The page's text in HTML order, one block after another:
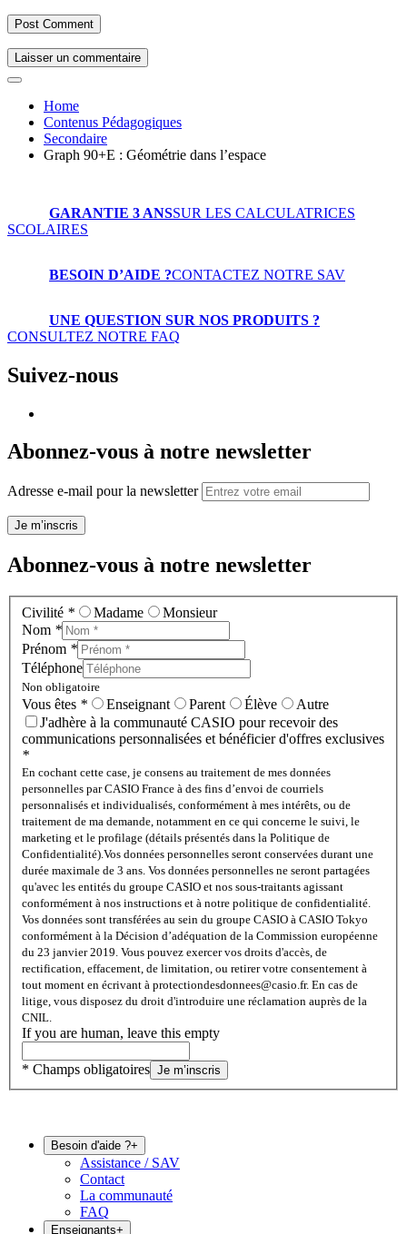
Laisser un commentaire
Home
Contenus Pédagogiques
Secondaire
Graph 90+E : Géométrie dans l’espace
GARANTIE 3 ANSSUR LES CALCULATRICES
SCOLAIRES
BESOIN D’AIDE ?CONTACTEZ NOTRE SAV
UNE QUESTION SUR NOS PRODUITS ?
CONSULTEZ NOTRE FAQ
Suivez-nous
Abonnez-vous à notre newsletter
Adresse e-mail pour la newsletter
Je m’inscris
Abonnez-vous à notre newsletter
Civilité * Madame
Monsieur
Nom *
Prénom *
Téléphone
Non obligatoire
Vous êtes * Enseignant Parent Élève
Autre
J'adhère à la communauté CASIO pour recevoir des
communications personnalisées et bénéficier d'offres exclusives
*
En cochant cette case, je consens au traitement de mes données
personnelles par CASIO France à des fins d’envoi de courriels
personnalisés et individualisés, conformément à mes intérêts, ou de
traitement de ma demande, notamment en ce qui concerne le suivi, le
marketing et le profilage (détails présentés dans la Politique de
Confidentialité). Vos données personnelles seront conservées durant une
durée maximale de 3 ans. Vos données personnelles ne seront partagées
qu'avec les entités du groupe CASIO et nos sous-traitants agissant
conformément à nos instructions et à notre politique de confidentialité.
Vos données sont transférées au sein du groupe CASIO à CASIO Tokyo
conformément à la Décision d’adéquation de la Commission européenne
du 23 janvier 2019. Vous pouvez exercer vos droits d'accès, de
rectification, effacement, de limitation, ou retirer votre consentement à
tout moment en écrivant à protectiondesdonnees@casio.fr. En cas de
litige, vous disposez du droit d'introduire une réclamation auprès de la
CNIL.
If you are human, leave this empty
* Champs obligatoires Je m’inscris
Besoin d'aide ?+
Assistance / SAV
Contact
La communauté
FAQ
Enseignants+